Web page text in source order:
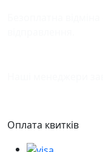
Оплата квитків